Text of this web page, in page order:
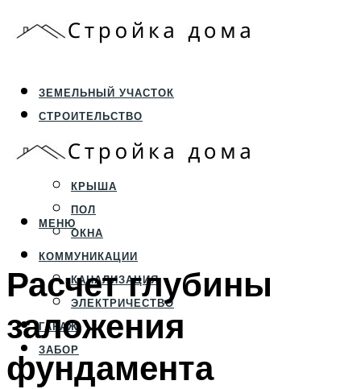
ЗЕМЕЛЬНЫЙ УЧАСТОК
СТРОИТЕЛЬСТВО
ФУНДАМЕНТ И ЦОКОЛЬ
ПЕРЕКРЫТИЯ И СТЕНЫ
КРЫША
ПОЛ
ОКНА
КОММУНИКАЦИИ
КАНАЛИЗАЦИЯ
ЭЛЕКТРИЧЕСТВО
ГАРАЖ
ЗАБОР
МЕНЮ
Расчет глубины
заложения
фундамента